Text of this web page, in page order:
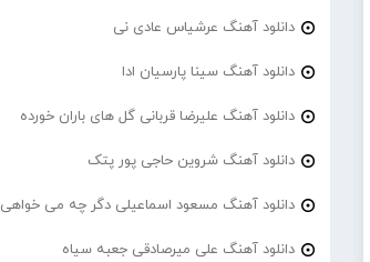
دانلود آهنگ عرشیاس عادی نی
دانلود آهنگ سینا پارسیان ادا
دانلود آهنگ علیرضا قربانی گل های باران خورده
دانلود آهنگ شروین حاجی پور پتک
دانلود آهنگ مسعود اسماعیلی دگر چه می خواهی
دانلود آهنگ علی میرصادقی جعبه سیاه